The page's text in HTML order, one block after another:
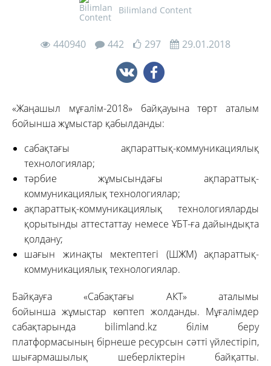
Bilimland Content
440940 442 297 29.01.2018
«Жаңашыл мұғалім-2018» байқауына төрт аталым
бойынша жұмыстар қабылданды:
сабақтағы ақпараттық-коммуникациялық
технологиялар;
тәрбие жұмысындағы ақпараттық-
коммуникациялық технологиялар;
ақпараттық-коммуникациялық технологияларды
қорытынды аттестаттау немесе ҰБТ-ға дайындықта
қолдану;
шағын жинақты мектептегі (ШЖМ) ақпараттық-
коммуникациялық технологиялар.
Байқауға «Сабақтағы АКТ» аталымы
бойынша жұмыстар көптеп жолданды. Мұғалімдер
сабақтарында bilimland.kz білім беру
платформасының бірнеше ресурсын сәтті үйлестіріп,
шығармашылық шеберліктерін байқатты.